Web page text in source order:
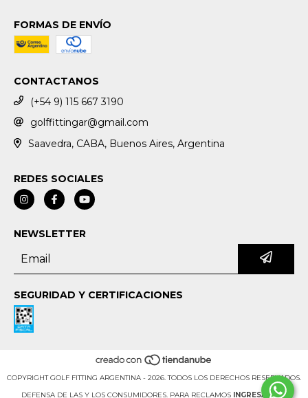
FORMAS DE ENVÍO
CONTACTANOS
(+54 9) 115 667 3190
golffittingar@gmail.com
Saavedra, CABA, Buenos Aires, Argentina
REDES SOCIALES
NEWSLETTER
SEGURIDAD Y CERTIFICACIONES
COPYRIGHT GOLF FITTING ARGENTINA - 2026. TODOS LOS DERECHOS RESERVADOS.
DEFENSA DE LAS Y LOS CONSUMIDORES. PARA RECLAMOS
INGRESÁ ACÁ.